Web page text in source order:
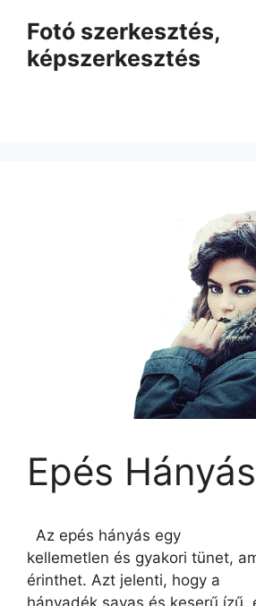
tartalomba
Fotó szerkesztés,
képszerkesztés
Epés Hányás
Az epés hányás egy
kellemetlen és gyakori tünet,
érinthet. Azt jelenti, hogy a
hányadék savas és keserű ízű,